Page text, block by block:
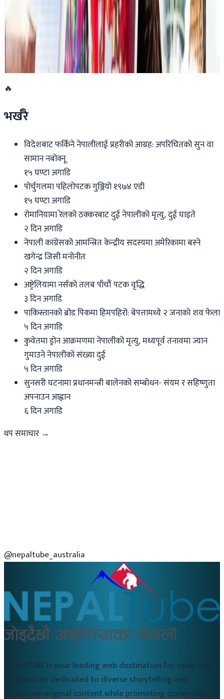
२०२६ जुलाई १९
डार्विनमा नेपाल फेस्टिभल हुँदै
२०२६ जुन ११
🔥
भर्खरै
विदेशबाट फर्किने नेपालीलाई प्रहरीको आग्रह: अपरिचितको सुन वा
सामान नबोक्नू
१५ घण्टा अगाडि
पोर्चुगलमा पहिलोपटक गुञ्जियो १९७४ एडी
१५ घण्टा अगाडि
रोमानियामा रेलको ठक्करबाट दुई नेपालीको मृत्यु, दुई घाइते
२ दिन अगाडि
नेपाली कांग्रेसको आमन्त्रित केन्द्रीय सदस्यमा अमेरिकामा बस्ने
खगेन्द्र जिसी मनोनीत
२ दिन अगाडि
अष्ट्रेलियामा नर्सको तलब पाँचौं पटक वृद्धि
३ दिन अगाडि
पाकिस्तानको ब्रोड पिकमा हिमपहिरो: बेपत्तामध्ये २ जनाको शव फेला
५ दिन अगाडि
कुवेतमा ड्रोन आक्रमणमा नेपालीको मृत्यु, मध्यपूर्व तनावमा ज्यान
गुमाउने नेपालीको संख्या दुई
५ दिन अगाडि
सुनसरी घटनामा प्रधानमन्त्री बालेनको सम्बोधन- संयम र सहिष्णुता
अपनाउन आह्वान
६ दिन अगाडि
थप समाचार →
@nepaltube_australia
NEPALTUBE is your leading web destination for news and
information dedicated to diverse storytelling and
immersive original content while promoting community